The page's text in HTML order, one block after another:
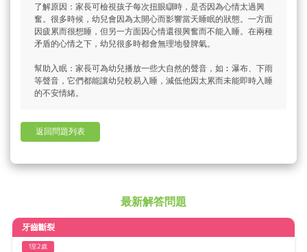
了解原因：家長可檢視孩子每次扭眼瞓時，是否因為心情太過興
奮。很多時候，幼兒會因為太開心而影響當天睡眠的狀態。一方面
因疲累而很想睡，但另一方面因心情還很興奮而不能入睡。在兩種
矛盾的心情之下，幼兒很多時都會無理地發脾氣。
幫助入眠：家長可為幼兒播放一些大自然的聲音，如︰瀑布、下雨
等聲音，它們都能讓幼兒較易入睡，減低他因太累而未能即時入睡
的不安情緒。
返回問題列表
最新解答問題
牙齒斷裂
1至2歲